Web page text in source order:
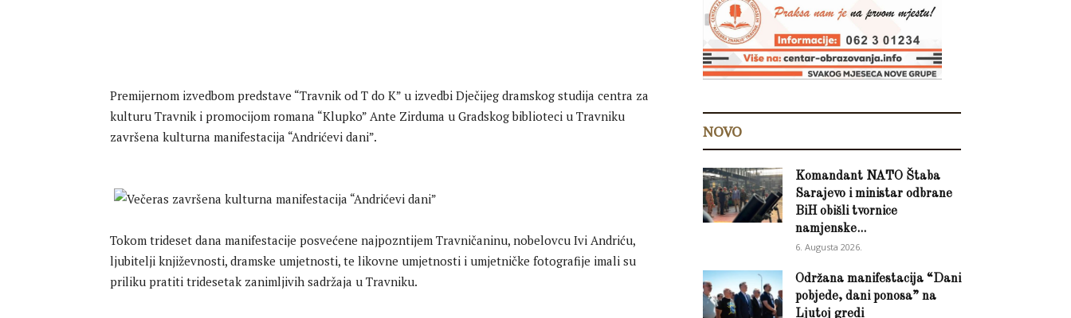
Premijernom izvedbom predstave “Travnik od T do K” u izvedbi Dječijeg dramskog studija centra za
kulturu Travnik i promocijom romana “Klupko” Ante Zirduma u Gradskog biblioteci u Travniku
završena kulturna manifestacija “Andrićevi dani”.
Tokom trideset dana manifestacije posvećene najpozntijem Travničaninu, nobelovcu Ivi Andriću,
ljubitelji književnosti, dramske umjetnosti, te likovne umjetnosti i umjetničke fotografije imali su
priliku pratiti tridesetak zanimljivih sadržaja u Travniku.
NOVO
Komandant NATO Štaba
Sarajevo i ministar odbrane
BiH obišli tvornice
namjenske...
6. Augusta 2026.
Održana manifestacija “Dani
pobjede, dani ponosa” na
Ljutoj gredi